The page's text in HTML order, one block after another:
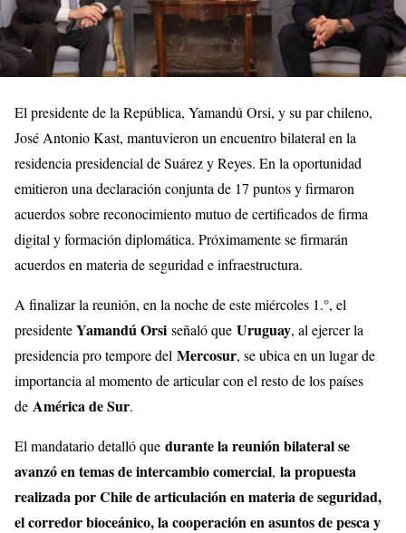
El presidente de la República, Yamandú Orsi, y su par chileno,
José Antonio Kast, mantuvieron un encuentro bilateral en la
residencia presidencial de Suárez y Reyes. En la oportunidad
emitieron una declaración conjunta de 17 puntos y firmaron
acuerdos sobre reconocimiento mutuo de certificados de firma
digital y formación diplomática. Próximamente se firmarán
acuerdos en materia de seguridad e infraestructura.
A finalizar la reunión, en la noche de este miércoles 1.°, el
presidenteYamandú Orsi señaló que Uruguay, al ejercer la
presidencia pro tempore del Mercosur, se ubica en un lugar de
importancia al momento de articular con el resto de los países
de América de Sur.
El mandatario detalló que durante la reunión bilateral se
avanzó en temas de intercambio comercial, la propuesta
realizada por Chile de articulación en materia de seguridad,
el corredor bioceánico, la cooperación en asuntos de pesca y